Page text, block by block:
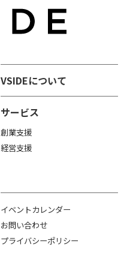
VSIDEについて
サービス
創業支援
経営支援
イベントカレンダー
お問い合わせ
プライバシーポリシー